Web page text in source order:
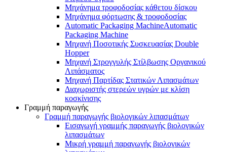
Μηχάνημα τροφοδοσίας κάθετου δίσκου
Μηχάνημα φόρτωσης & τροφοδοσίας
Automatic Packaging MachineAutomatic
Packaging Machine
Μηχανή Ποσοτικής Συσκευασίας Double
Hopper
Μηχανή Στρογγυλής Στίλβωσης Οργανικού
Λιπάσματος
Μηχανή Παρτίδας Στατικών Λιπασμάτων
Διαχωριστής στερεών υγρών με κλίση
κοσκίνισης
Γραμμή παραγωγής
Γραμμή παραγωγής βιολογικών λιπασμάτων
Εισαγωγή γραμμής παραγωγής βιολογικών
λιπασμάτων
Μικρή γραμμή παραγωγής βιολογικών